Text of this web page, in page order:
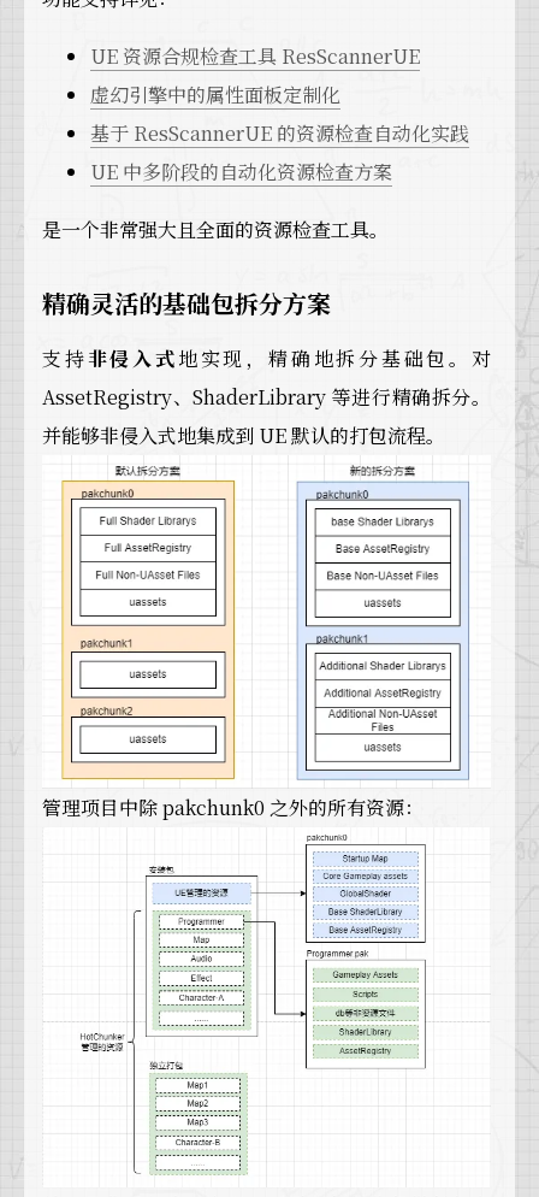
UE 资源合规检查工具 ResScannerUE
虚幻引擎中的属性面板定制化
基于 ResScannerUE 的资源检查自动化实践
UE 中多阶段的自动化资源检查方案
是一个非常强大且全面的资源检查工具。
精确灵活的基础包拆分方案
支持非侵入式地实现，精确地拆分基础包。对
AssetRegistry、ShaderLibrary 等进行精确拆分。
并能够非侵入式地集成到 UE 默认的打包流程。
管理项目中除 pakchunk0 之外的所有资源：